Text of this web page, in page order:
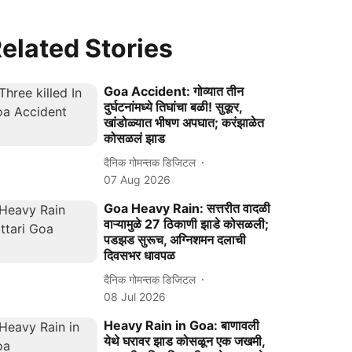
Stories
Goa Accident: गोव्यात तीन
दुर्घटनांमध्ये तिघांचा बळी! सुकूर,
खांडोळ्यात भीषण अपघात; करंझाळेत
कोसळलं झाड
दैनिक गोमन्तक डिजिटल
07 Aug 2026
Goa Heavy Rain: सत्तरीत वादळी
वाऱ्यामुळे 27 ठिकाणी झाडे कोसळली;
पडझड सुरूच, अग्निशमन दलाची
दिवसभर धावपळ
दैनिक गोमन्तक डिजिटल
08 Jul 2026
Heavy Rain in Goa: बाणावली
येथे घरावर झाड कोसळून एक जखमी,